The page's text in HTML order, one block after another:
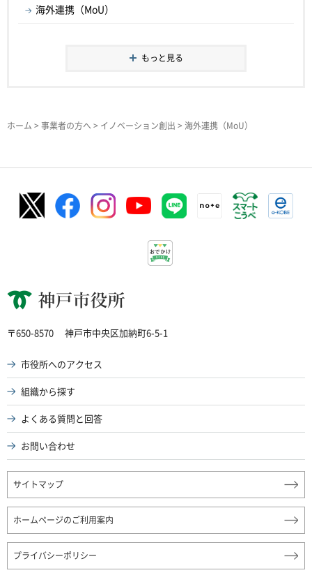
海外連携（MoU）
もっと見る
ホーム > 事業者の方へ > イノベーション創出 > 海外連携（MoU）
神戸市役所
〒650-8570 神戸市中央区加納町6-5-1
市役所へのアクセス
組織から探す
よくある質問と回答
お問い合わせ
サイトマップ
ホームページのご利用案内
プライバシーポリシー